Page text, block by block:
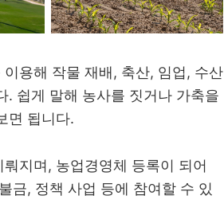
용해 작물 재배, 축산, 임업, 수산
. 쉽게 말해 농사를 짓거나 가축을
면 됩니다.
지며, 농업경영체 등록이 되어
금, 정책 사업 등에 참여할 수 있